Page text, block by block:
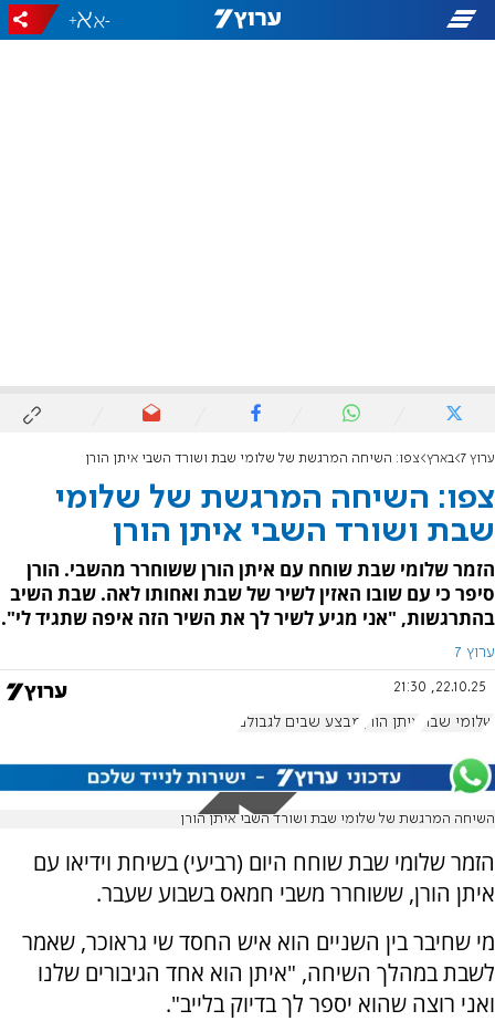
-
+
ערוץ 7 בארץ צפו: השיחה המרגשת של שלומי שבת ושורד השבי איתן הורן
צפו: השיחה המרגשת של שלומי
שבת ושורד השבי איתן הורן
הזמר שלומי שבת שוחח עם איתן הורן ששוחרר מהשבי. הורן
סיפר כי עם שובו האזין לשיר של שבת ואחותו לאה. שבת השיב
בהתרגשות, "אני מגיע לשיר לך את השיר הזה איפה שתגיד לי".
ערוץ 7
22.10.25, 21:30
שלומי שבת איתן הורן מבצע שבים לגבולם
השיחה המרגשת של שלומי שבת ושורד השבי איתן הורן
הזמר שלומי שבת שוחח היום (רביעי) בשיחת וידיאו עם
איתן הורן, ששוחרר משבי חמאס בשבוע שעבר.
מי שחיבר בין השניים הוא איש החסד שי גראוכר, שאמר
לשבת במהלך השיחה, "איתן הוא אחד הגיבורים שלנו
ואני רוצה שהוא יספר לך בדיוק בלייב".